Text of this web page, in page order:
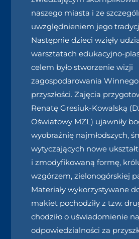
naszego miasta i ze
uwzględnieniem jego
Następnie dzieci wzięły
warsztatach edukacyjno-
celem było stworzenie wizji
zagospodarowania
przyszłości. Zajęcia
Renatę Gresiuk-Kowalską
Oświatowy MZL) ujawniły
wyobraźnię najmłodszych,
wytyczających nowe
i zmodyfikowaną formę,
wzgórzem, zielonogórskiej
Materiały wykorzystywane
makiet pochodziły z tzw.
chodziło o uświadomienie
odpowiedzialności za